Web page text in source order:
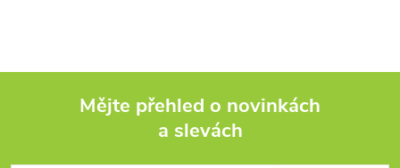
Mějte přehled o novinkách
a slevách